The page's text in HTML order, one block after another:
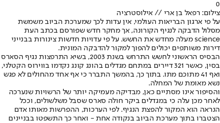
0
צילום: רפאל בן ארי // אילוסטרציה
על פי ארגון הבריאות העולמי, אין עדות לכך שמערכת הביוב משמשת
מסלול הדבקה לנגיף הקורונה, אך מחקר חדש שפורסם בכתב העת
science מעלה מחדש את החשש. על פי עדויות חדשות צינורות בבנייני
דירות משותפים יכולים להפוך למקור להדבקה המונית.
הבסיס הראשוני לחשש התרחש בשנת 2003, בשיא התרפצות נגיף הסארס
בסין, כאשר 321 דיירים במתחם מגדלים בהונג קונג נקדמו בווירוס הקטלני,
ואף 41 מתוכם מתו. בתוך כך, בהמשך התברר כי אף אחד מהחולים לא פגש
נשא מאומת של המחלה.
והסיפור אינו מסתיים כאן, מבדיקה מעמיקה יותר של הרשויות שנערכה
לאחר מכן עלה כי במגדלים ביקר חולה סארס שסבל משלשולים, וככל
הנראה הוא המקור להפצת הנגיף. לפי הערכות, ההפרשות מאותו אדם
הצטברו בתוך מערכת הביוב בנקודה אחת - ואחר כך התשפטו בבניינים